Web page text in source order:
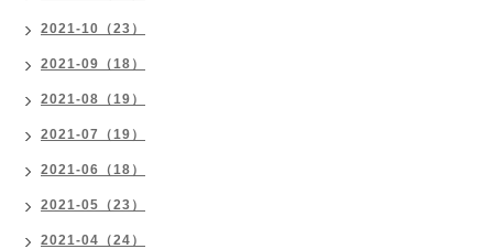
2021-10（23）
2021-09（18）
2021-08（19）
2021-07（19）
2021-06（18）
2021-05（23）
2021-04（24）